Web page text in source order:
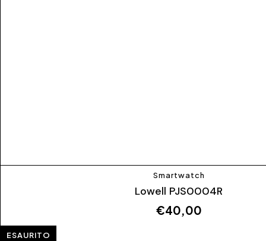
Smartwatch
Lowell PJS0004R
€40,00
ESAURITO